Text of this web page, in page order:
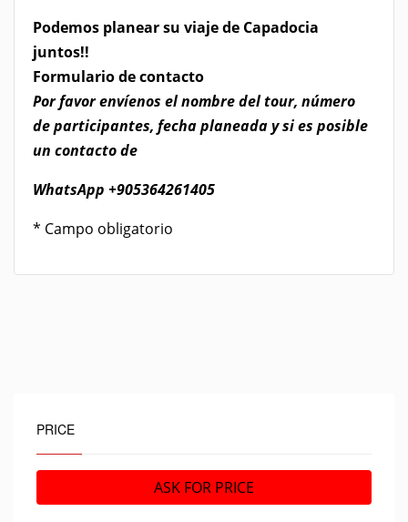
Podemos planear su viaje de Capadocia
juntos!!
​Formulario de contacto
Por favor envíenos el nombre del tour, número
de participantes, fecha planeada y si es posible
un contacto de
WhatsApp +905364261405
* Campo obligatorio
PRICE
ASK FOR PRICE